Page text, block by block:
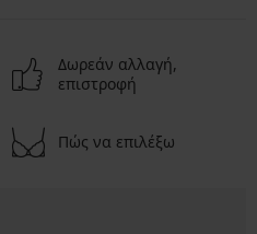
Δωρεάν αλλαγή,
επιστροφή
Πώς να επιλέξω